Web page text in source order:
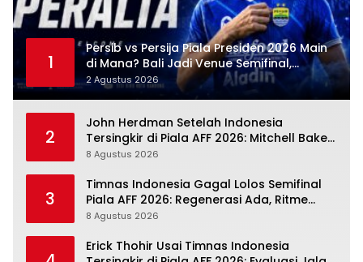
1
Persib vs Persija Piala Presiden 2026 Main
di Mana? Bali Jadi Venue Semifinal,
Ritmenya Beda
2 Agustus 2026
2
John Herdman Setelah Indonesia
Tersingkir di Piala AFF 2026: Mitchell Baker
Tumbuh, Adaptasi ASEAN Belum Tuntas
8 Agustus 2026
3
Timnas Indonesia Gagal Lolos Semifinal
Piala AFF 2026: Regenerasi Ada, Ritme
Kompetisi Masih Harus Mengejar
8 Agustus 2026
Erick Thohir Usai Timnas Indonesia